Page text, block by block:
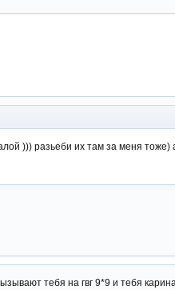
))) разьеби их там за меня
тебя на гвг 9*9 и тебя